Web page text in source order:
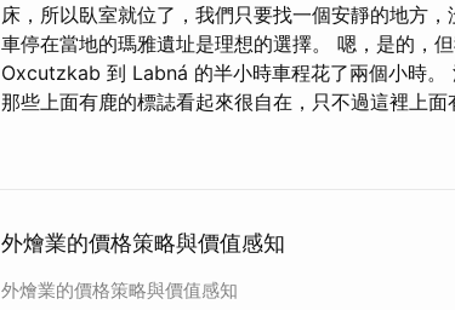
床，所以臥室就位了，我們只要找一個安靜的地方，
車停在當地的瑪雅遺址是理想的選擇。 嗯，是的，
Oxcutzkab 到 Labná 的半小時車程花了兩個小時。
那些上面有鹿的標誌看起來很自在，只不過這裡上面
外燴業的價格策略與價值感知
外燴業的價格策略與價值感知